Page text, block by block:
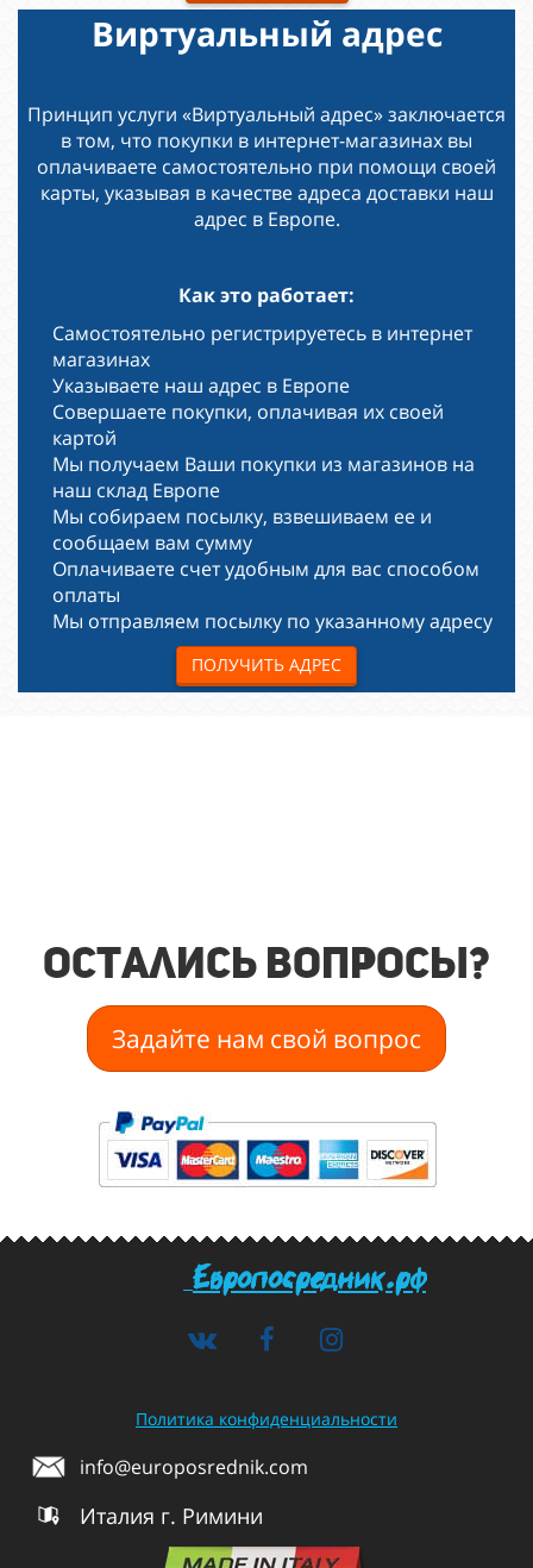
Виртуальный адрес
Принцип услуги «Виртуальный адрес» заключается
в том, что покупки в интернет-магазинах вы
оплачиваете самостоятельно при помощи своей
карты, указывая в качестве адреса доставки наш
адрес в Европе.
Как это работает:
Самостоятельно регистрируетесь в интернет
магазинах
Указываете наш адрес в Европе
Совершаете покупки, оплачивая их своей
картой
Мы получаем Ваши покупки из магазинов на
наш склад Европе
Мы собираем посылку, взвешиваем ее и
сообщаем вам сумму
Оплачиваете счет удобным для вас способом
оплаты
Мы отправляем посылку по указанному адресу
ПОЛУЧИТЬ АДРЕС
Остались вопросы?
Задайте нам свой вопрос
Европосредник.рф
Политика конфиденциальности
info@europosrednik.com
Италия г. Римини